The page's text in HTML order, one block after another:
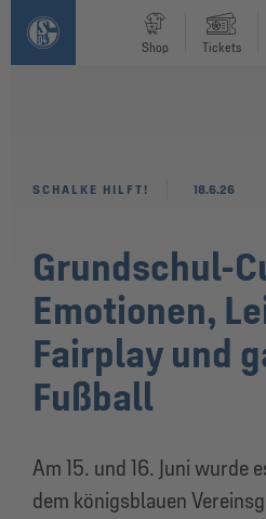
Shop Tickets
Grundschul-
Emotionen,
Fairplay und
Fußball
Am 15. und 16. Juni wurde
dem königsblauen
SCHALKE HILFT! 18.6.26